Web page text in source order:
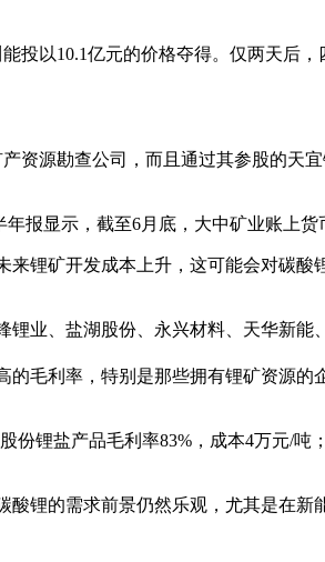
投以10.1亿元的价格夺得。仅两天后
资源勘查公司，而且通过其参股的天
报显示，截至6月底，大中矿业账上货
锂矿开发成本上升，这可能会对碳
业、盐湖股份、永兴材料、天华新能
毛利率，特别是那些拥有锂矿资源
锂盐产品毛利率83%，成本4万元/
锂的需求前景仍然乐观，尤其是在